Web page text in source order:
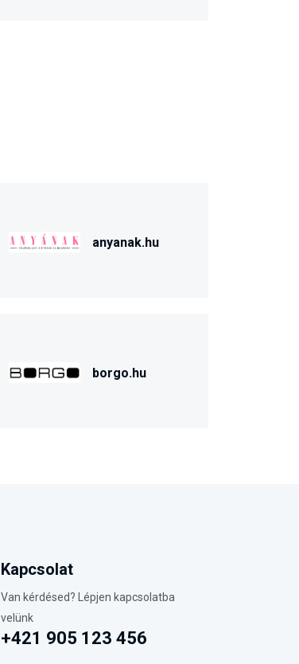
anyanak.hu
borgo.hu
Kapcsolat
Van kérdésed? Lépjen kapcsolatba
velünk
+421 905 123 456